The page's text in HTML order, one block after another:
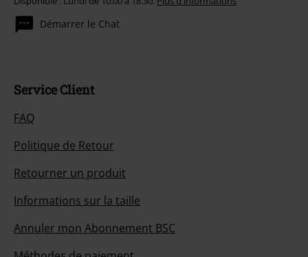
Démarrer le Chat
Service Client
FAQ
Politique de Retour
Retourner un produit
Informations sur la taille
Annuler mon Abonnement BSC